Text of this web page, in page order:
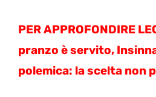
PER APPROFONDIRE
pranzo è servito,
polemica: la scelta non